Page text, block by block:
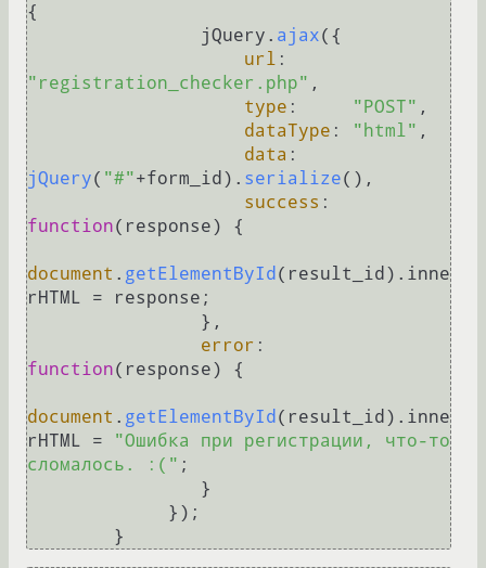
{
                jQuery.
ajax({
url
"registration_checker.php" ,
type : "POST" ,
dataType : "html" ,
data
jQuery( "#"+form_id). serialize(),
success
function( response) {
document . getElementById (result_id). inne
rHTML = response;
error
function( response) {
document . getElementById (result_id). inne
rHTML =
"Ошибка при регистрации, что-то
сломалось. :(" ;